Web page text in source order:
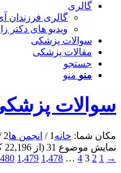
گالری
گالری فرزندان
ویدیو های دکتر
سوالات پزشکی
مقالات پزشکی
جستجو
منو منو
سوالات
مکان شما: خانه 1
/ انجمن ها2
نمایش موضوع 31 (از 22,196 کل)
→
1
2
3
4
…
1,478
1,479